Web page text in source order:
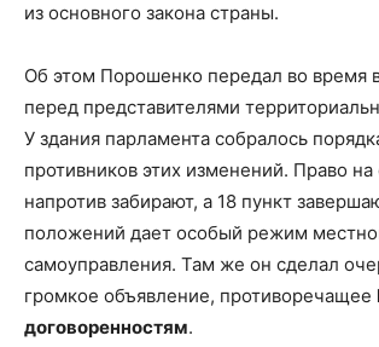
из основного закона страны.
Об этом Порошенко передал во время
перед представителями
У здания парламента собралось
противников этих изменений. Право на
напротив забирают, а 18 пункт
положений дает особый режим
самоуправления. Там же он сделал
громкое объявление, противоречащее
договоренностям.